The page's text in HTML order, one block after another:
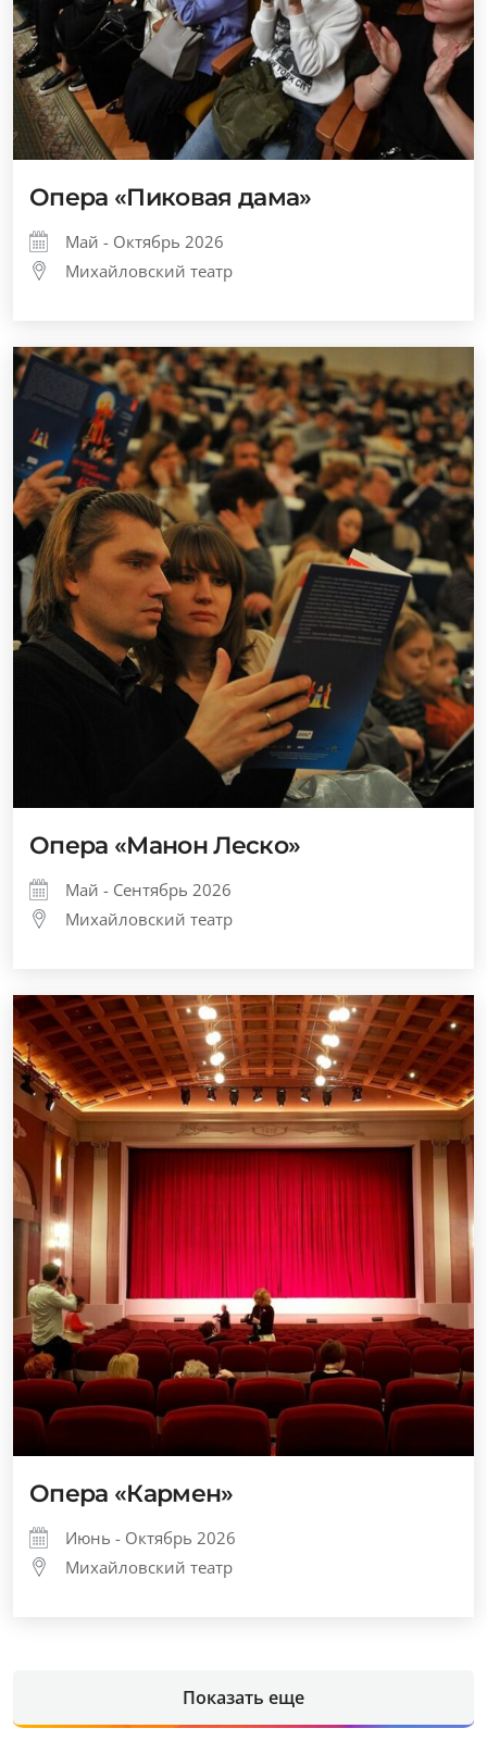
Опера «Пиковая дама»
Май - Октябрь 2026
Михайловский театр
Опера «Манон Леско»
Май - Сентябрь 2026
Михайловский театр
Опера «Кармен»
Июнь - Октябрь 2026
Михайловский театр
Показать еще